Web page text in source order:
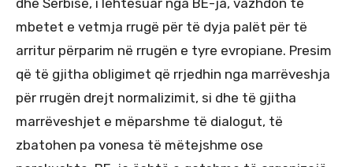
mbetet e vetmja rrugë për të dyja palët për të
arritur përparim në rrugën e tyre evropiane. Presim
që të gjitha obligimet që rrjedhin nga marrëveshja
për rrugën drejt normalizimit, si dhe të gjitha
marrëveshjet e mëparshme të dialogut, të
zbatohen pa vonesa të mëtejshme ose